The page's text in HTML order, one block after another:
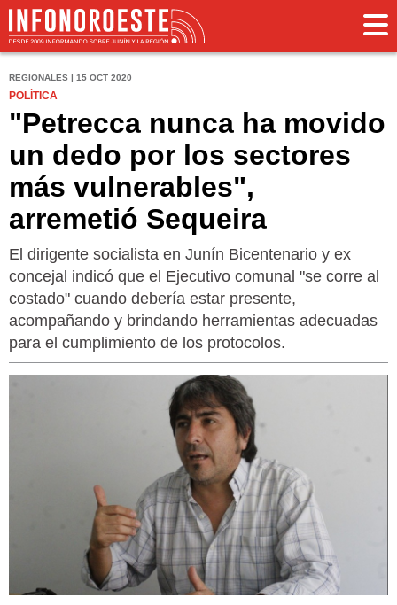
REGIONALES | 15 OCT 2020
POLÍTICA
"Petrecca nunca ha movido
un dedo por los sectores
más vulnerables",
arremetió Sequeira
El dirigente socialista en Junín Bicentenario y ex
concejal indicó que el Ejecutivo comunal "se corre al
costado" cuando debería estar presente,
acompañando y brindando herramientas adecuadas
para el cumplimiento de los protocolos.